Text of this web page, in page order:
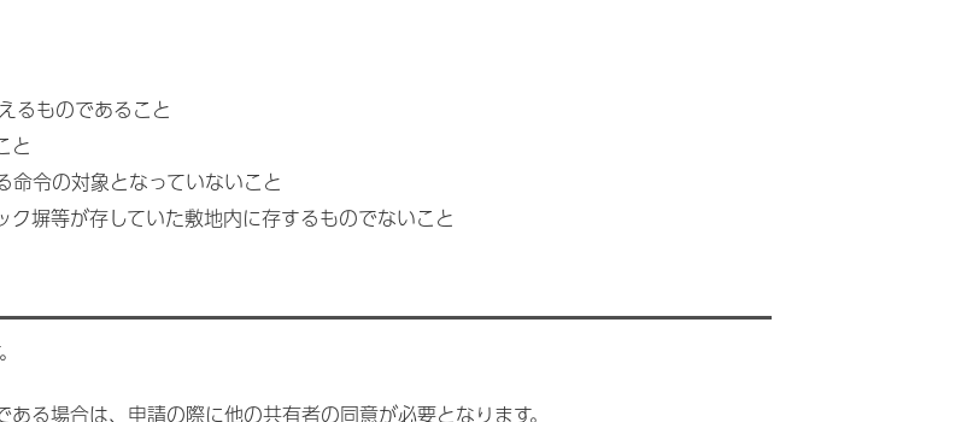
るものであること
と
令の対象となっていないこと
塀等が存していた敷地内に存するものでないこと
る場合は、申請の際に他の共有者の同意が必要となります。